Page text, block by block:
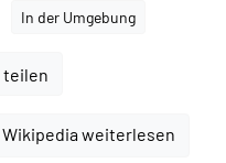
In der Umgebung
teilen
Wikipedia weiterlesen